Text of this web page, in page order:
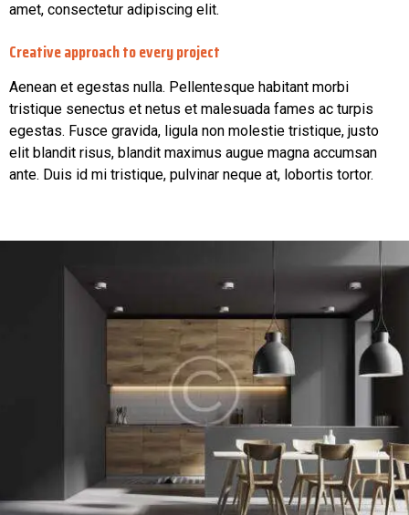
amet, consectetur adipiscing elit.
Creative approach to every project
Aenean et egestas nulla. Pellentesque habitant morbi
tristique senectus et netus et malesuada fames ac turpis
egestas. Fusce gravida, ligula non molestie tristique, justo
elit blandit risus, blandit maximus augue magna accumsan
ante. Duis id mi tristique, pulvinar neque at, lobortis tortor.